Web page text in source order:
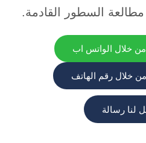
مطالعة السطور القادمة.
خلال الواتس اب
خلال رقم الهاتف
لنا رسالة